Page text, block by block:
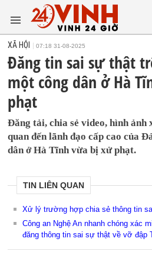
XÃ HỘI 07:18 31-08-2025
Đăng tin sai sự thật
một công dân ở Hà
phạt
Đăng tải, chia sẻ video, hình ảnh
quan đến lãnh đạo cấp cao của
dân ở Hà Tĩnh vừa bị xử phạt.
TIN LIÊN QUAN
Xử lý trường hợp chia sẻ thông tin
Công an Nghệ An nhanh chóng xác
đăng thông tin sai sự thật về vỡ đập